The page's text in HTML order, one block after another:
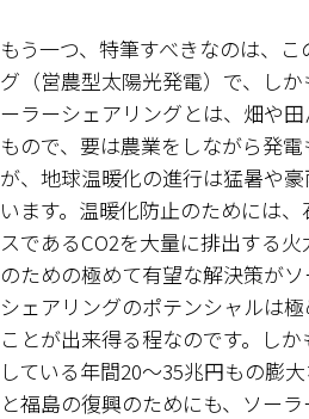
もう一つ、特筆すべきなのは、
グ（営農型太陽光発電）で、し
ーラーシェアリングとは、畑や
もので、要は農業をしながら発
が、地球温暖化の進行は猛暑や
います。温暖化防止のためには
スであるCO2を大量に排出する
のための極めて有望な解決策が
シェアリングのポテンシャルは
ことが出来得る程なのです。し
している年間20～35兆円もの膨
と福島の復興のためにも、ソー